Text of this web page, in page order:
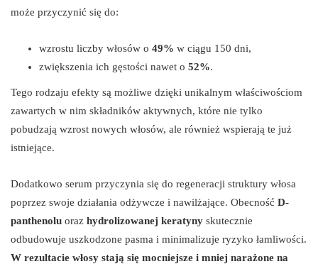
może przyczynić się do:
wzrostu liczby włosów o 49% w ciągu 150 dni,
zwiększenia ich gęstości nawet o 52%.
Tego rodzaju efekty są możliwe dzięki unikalnym właściwościom
zawartych w nim składników aktywnych, które nie tylko
pobudzają wzrost nowych włosów, ale również wspierają te już
istniejące.
Dodatkowo serum przyczynia się do regeneracji struktury włosa
poprzez swoje działania odżywcze i nawilżające. Obecność D-
panthenolu oraz hydrolizowanej keratyny skutecznie
odbudowuje uszkodzone pasma i minimalizuje ryzyko łamliwości.
W rezultacie włosy stają się mocniejsze i mniej narażone na